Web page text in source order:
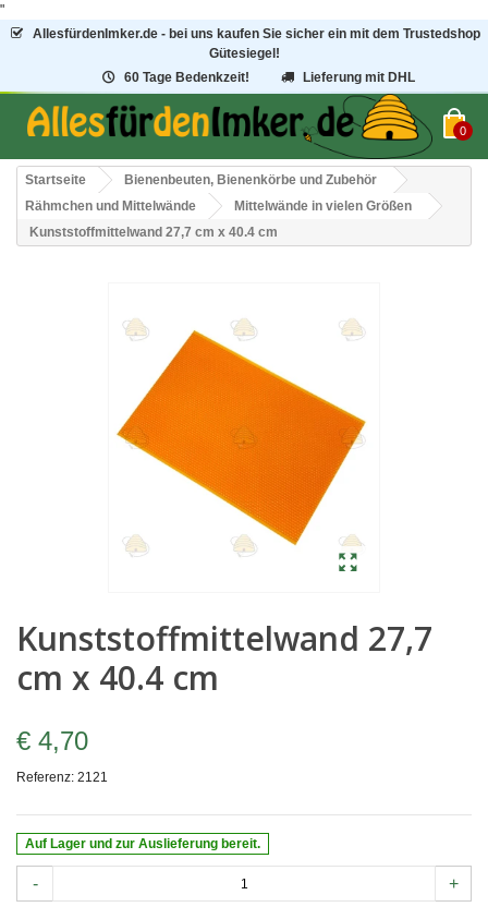
"
AllesfürdenImker.de - bei uns kaufen Sie sicher ein mit dem Trustedshop
Gütesiegel!
60 Tage Bedenkzeit!
Lieferung mit DHL
0
Startseite
Bienenbeuten, Bienenkörbe und Zubehör
Rähmchen und Mittelwände
Mittelwände in vielen Größen
Kunststoffmittelwand 27,7 cm x 40.4 cm
Kunststoffmittelwand 27,7
cm x 40.4 cm
€ 4,70
Referenz: 2121
Auf Lager und zur Auslieferung bereit.
- +